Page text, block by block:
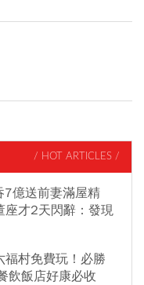
/ HOT ARTICLES /
7億送前妻滿屋精
座才2天閃辭：發現
福村免費玩！必勝
飲飯店好康必收